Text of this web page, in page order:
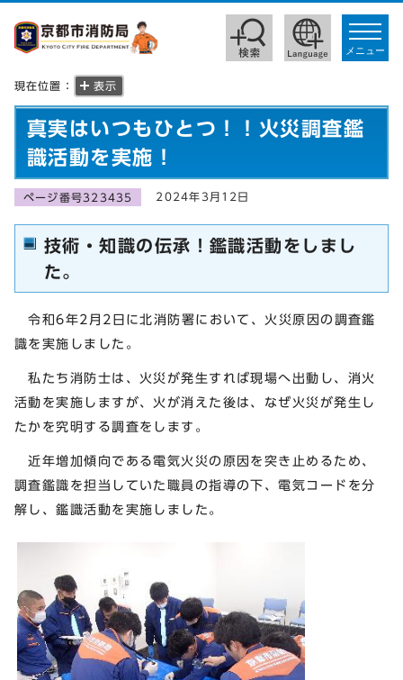
toggle
メニュー
現在位置： 表示
真実はいつもひとつ！！火災調査鑑
識活動を実施！
ページ番号323435 2024年3月12日
技術・知識の伝承！鑑識活動をしまし
た。
令和6年2月2日に北消防署において、火災原因の調査鑑
識を実施しました。
私たち消防士は、火災が発生すれば現場へ出動し、消火
活動を実施しますが、火が消えた後は、なぜ火災が発生し
たかを究明する調査をします。
近年増加傾向である電気火災の原因を突き止めるため、
調査鑑識を担当していた職員の指導の下、電気コードを分
解し、鑑識活動を実施しました。